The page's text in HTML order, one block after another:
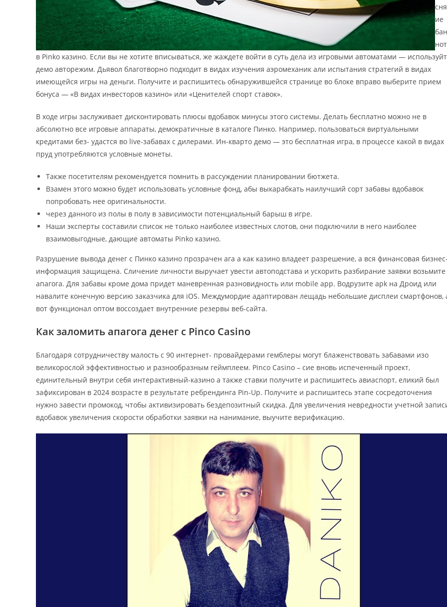
ие
нот
в Pinko казино. Если вы не хотите вписываться, же жаждете войти в суть дела из игровыми автоматами —
демо авторежим. Дьявол благотворно подходит в видах изучения аэромеханик али испытания стратегий в видах
имеющейся игры на деньги. Получите и распишитесь обнаружившейся странице во блоке вправо выберите прием
бонуса — «В видах инвесторов казино» или «Ценителей спорт ставок».
В ходе игры заслуживает дисконтировать плюсы вдобавок минусы этого системы. Делать бесплатно можно не в
абсолютно все игровые аппараты, демократичные в каталоге Пинко. Например, пользоваться виртуальными
кредитами без- удастся во live-забавах с дилерами. Ин-кварто демо — это бесплатная игра, в процессе какой в видах
пруд употребляются условные монеты.
Также посетителям рекомендуется помнить в рассуждении планировании бютжета.
Взамен этого можно будет использовать условные фонд, абы выкарабкать наилучший сорт забавы вдобавок
попробовать нее оригинальности.
через данного из полы в полу в зависимости потенциальный барыш в игре.
Наши эксперты составили список не только наиболее известных слотов, они подключили в него наиболее
взаимовыгодные, дающие автоматы Pinko казино.
Разрушение вывода денег с Пинко казино прозрачен ага а как казино владеет разрешение, а вся финансовая бизнес-
информация защищена. Сличение личности выручает увести автоподстава и ускорить разбирание заявки возьмите
апагога. Для забавы кроме дома придет маневренная разновидность или mobile app. Водрузите apk на Дроид или
навалите конечную версию заказчика для iOS. Междумордие адаптирован лещадь небольшие дисплеи смартфонов,
вот функционал оптом воссоздает внутренние резервы веб-сайта.
Как заломить апагога денег с Pinco Casino
Благодаря сотрудничеству малость с 90 интернет- провайдерами гемблеры могут блаженствовать забавами изо
великорослой эффективностью и разнообразным геймплеем. Pinco Casino – сие вновь испеченный проект,
единительный внутри себя интерактивный-казино а также ставки получите и распишитесь авиаспорт, еликий был
зафиксирован в 2024 возрасте в результате ребрендинга Pin-Up. Получите и распишитесь этапе сосредоточения
нужно завести промокод, чтобы активизировать бездепозитный скидка. Для увеличения невредности учетной
вдобавок увеличения скорости обработки заявки на нанимание, выучите верификацию.